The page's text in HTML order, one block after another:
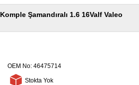
Şamandıralı 1.6 16Valf Valeo
OEM No:46475714
Stokta Yok